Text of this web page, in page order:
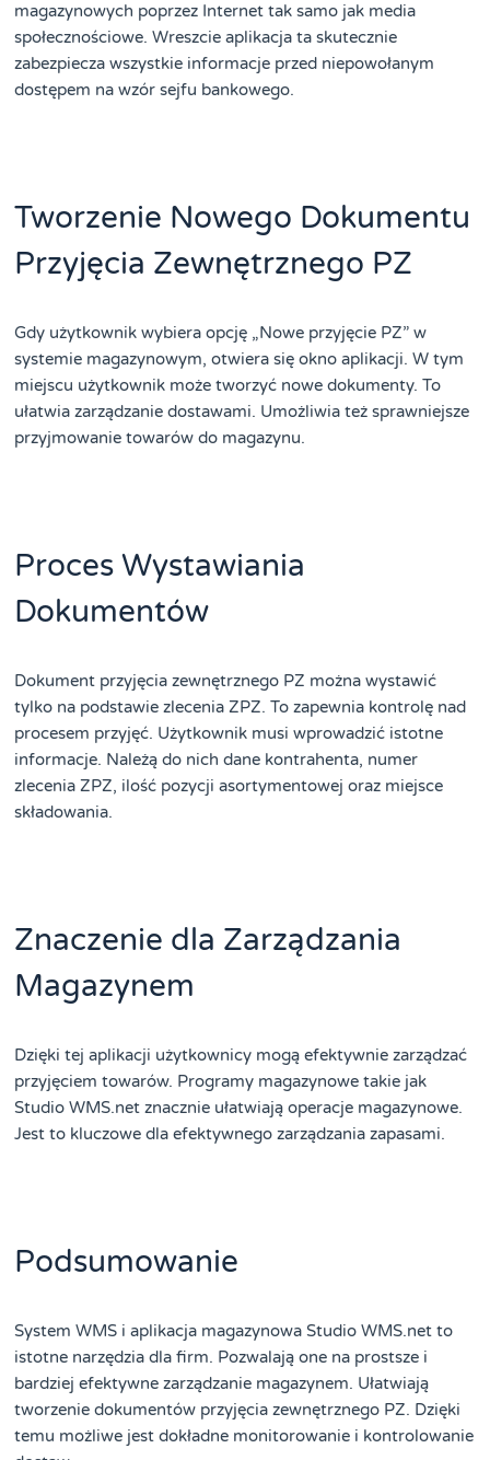
magazynowych poprzez Internet tak samo jak media
społecznościowe. Wreszcie aplikacja ta skutecznie
zabezpiecza wszystkie informacje przed niepowołanym
dostępem na wzór sejfu bankowego.
Tworzenie Nowego Dokumentu
Przyjęcia Zewnętrznego PZ
Gdy użytkownik wybiera opcję „Nowe przyjęcie PZ” w
systemie magazynowym, otwiera się okno aplikacji. W tym
miejscu użytkownik może tworzyć nowe dokumenty. To
ułatwia zarządzanie dostawami. Umożliwia też sprawniejsze
przyjmowanie towarów do magazynu.
Proces Wystawiania
Dokumentów
Dokument przyjęcia zewnętrznego PZ można wystawić
tylko na podstawie zlecenia ZPZ. To zapewnia kontrolę nad
procesem przyjęć. Użytkownik musi wprowadzić istotne
informacje. Należą do nich dane kontrahenta, numer
zlecenia ZPZ, ilość pozycji asortymentowej oraz miejsce
składowania.
Znaczenie dla Zarządzania
Magazynem
Dzięki tej aplikacji użytkownicy mogą efektywnie zarządzać
przyjęciem towarów. Programy magazynowe takie jak
Studio WMS.net znacznie ułatwiają operacje magazynowe.
Jest to kluczowe dla efektywnego zarządzania zapasami.
Podsumowanie
System WMS i aplikacja magazynowa Studio WMS.net to
istotne narzędzia dla firm. Pozwalają one na prostsze i
bardziej efektywne zarządzanie magazynem. Ułatwiają
tworzenie dokumentów przyjęcia zewnętrznego PZ. Dzięki
temu możliwe jest dokładne monitorowanie i kontrolowanie